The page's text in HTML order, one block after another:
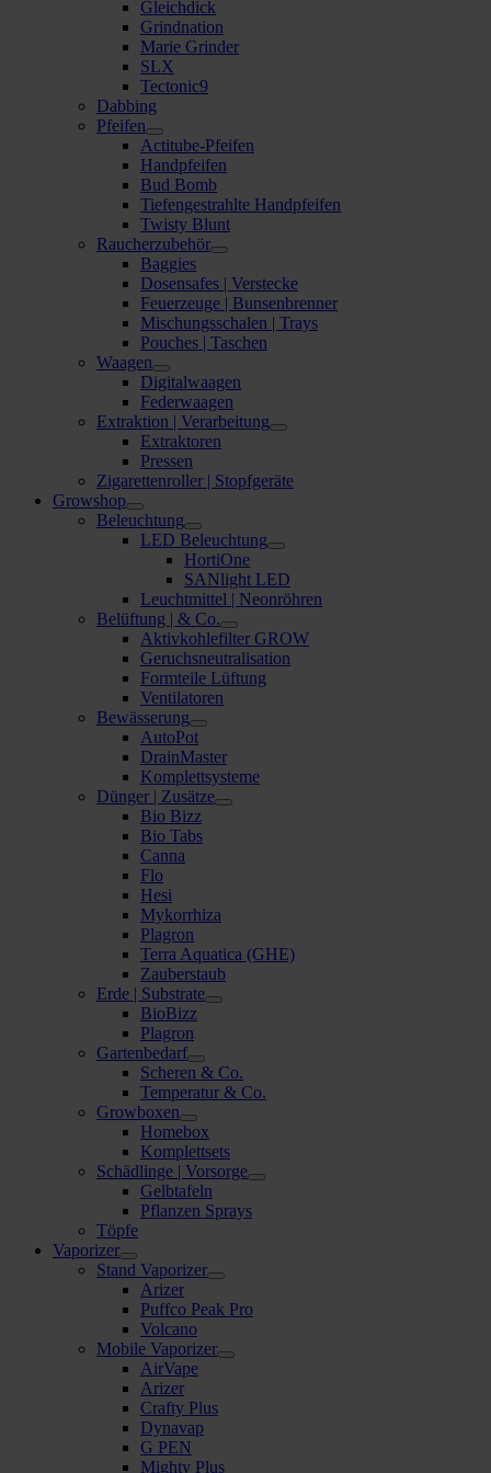
Gleichdick
Grindnation
Marie Grinder
SLX
Tectonic9
Dabbing
Pfeifen
Actitube-Pfeifen
Handpfeifen
Bud Bomb
Tiefengestrahlte Handpfeifen
Twisty Blunt
Raucherzubehör
Baggies
Dosensafes | Verstecke
Feuerzeuge | Bunsenbrenner
Mischungsschalen | Trays
Pouches | Taschen
Waagen
Digitalwaagen
Federwaagen
Extraktion | Verarbeitung
Extraktoren
Pressen
Zigarettenroller | Stopfgeräte
Growshop
Beleuchtung
LED Beleuchtung
HortiOne
SANlight LED
Leuchtmittel | Neonröhren
Belüftung | & Co.
Aktivkohlefilter GROW
Geruchsneutralisation
Formteile Lüftung
Ventilatoren
Bewässerung
AutoPot
DrainMaster
Komplettsysteme
Dünger | Zusätze
Bio Bizz
Bio Tabs
Canna
Flo
Hesi
Mykorrhiza
Plagron
Terra Aquatica (GHE)
Zauberstaub
Erde | Substrate
BioBizz
Plagron
Gartenbedarf
Scheren & Co.
Temperatur & Co.
Growboxen
Homebox
Komplettsets
Schädlinge | Vorsorge
Gelbtafeln
Pflanzen Sprays
Töpfe
Vaporizer
Stand Vaporizer
Arizer
Puffco Peak Pro
Volcano
Mobile Vaporizer
AirVape
Arizer
Crafty Plus
Dynavap
G PEN
Mighty Plus